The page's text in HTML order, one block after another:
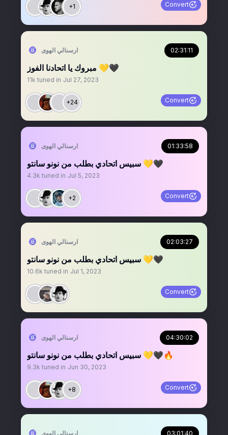
+1 Convert
‏ارسنالي الهوى 02:31:11
مبروك يا اتحادنا الفوز 💛🖤
11k tuned in Jul 27, 2023
+24 Convert
‏ارسنالي الهوى 01:33:58
سبيس اتحادي بطلب من نونو سانتو 💛🖤
4.3k tuned in Jul 5, 2023
+2 Convert
‏ارسنالي الهوى 02:03:27
سبيس اتحادي بطلب من نونو سانتو 💛🖤
10.6k tuned in Jul 1, 2023
Convert
‏ارسنالي الهوى 04:30:02
سبيس اتحادي بطلب من نونو سانتو 💛🖤🔥
9.3k tuned in Jun 30, 2023
+8 Convert
‏ارسنالي الهوى 03:01:40